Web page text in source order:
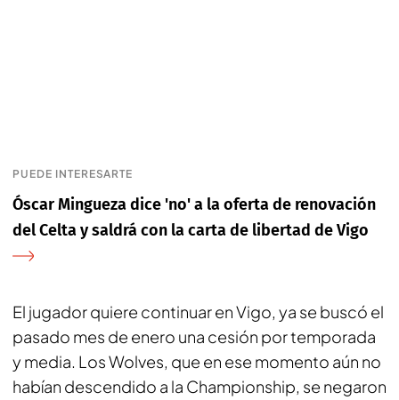
PUEDE INTERESARTE
Óscar Mingueza dice 'no' a la oferta de renovación
del Celta y saldrá con la carta de libertad de Vigo
El jugador quiere continuar en Vigo, ya se buscó el
pasado mes de enero una cesión por temporada
y media. Los Wolves, que en ese momento aún no
habían descendido a la Championship, se negaron